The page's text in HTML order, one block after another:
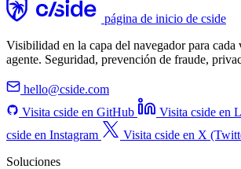
página de inicio de cside
Visibilidad en la capa del navegador para cada
agente. Seguridad, prevención de fraude,
hello@cside.com
Visita cside en GitHub
Visita cside en
cside en Instagram
Visita cside en X
Soluciones